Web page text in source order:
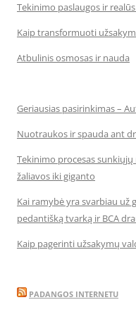
Tekinimo paslaugos ir
Kaip transformuoti
Atbulinis osmosas ir nauda
Geriausias pasirinkimas –
Nuotraukos ir spauda ant
Tekinimo procesas
žaliavos iki giganto
Kai ramybė yra svarbiau už
pedantišką tvarką ir BCA
Kaip pagerinti užsakymų
PADANGOS INTERNETU